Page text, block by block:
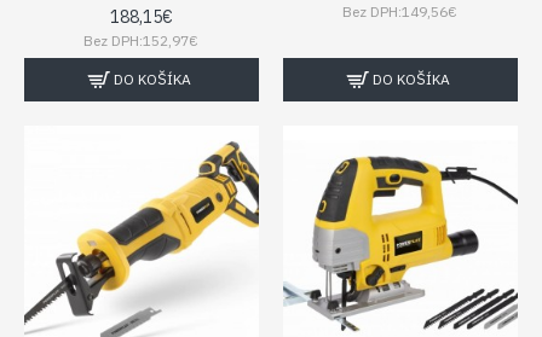
188,15€
Bez DPH:152,97€
DO KOŠÍKA
Bez DPH:149,56€
DO KOŠÍKA